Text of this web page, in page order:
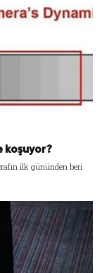
koşuyor?
ilk gününden beri